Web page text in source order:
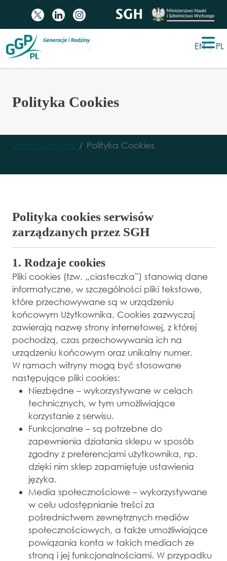
EN PL
Polityka Cookies
Strona Główna Polityka Cookies
Polityka cookies serwisów
zarządzanych przez SGH
1. Rodzaje cookies
Pliki cookies (tzw. „ciasteczka”) stanowią dane
informatyczne, w szczególności pliki tekstowe,
które przechowywane są w urządzeniu
końcowym Użytkownika. Cookies zazwyczaj
zawierają nazwę strony internetowej, z której
pochodzą, czas przechowywania ich na
urządzeniu końcowym oraz unikalny numer.
W ramach witryny mogą być stosowane
następujące pliki cookies:
Niezbędne – wykorzystywane w celach
technicznych, w tym umożliwiające
korzystanie z serwisu.
Funkcjonalne – są potrzebne do
zapewnienia działania sklepu w sposób
zgodny z preferencjami użytkownika, np.
dzięki nim sklep zapamiętuje ustawienia
języka.
Media społecznościowe – wykorzystywane
w celu udostępnianie treści za
pośrednictwem zewnętrznych mediów
społecznościowych, a także umożliwiające
powiązania konta w takich mediach ze
stroną i jej funkcjonalnościami. W przypadku